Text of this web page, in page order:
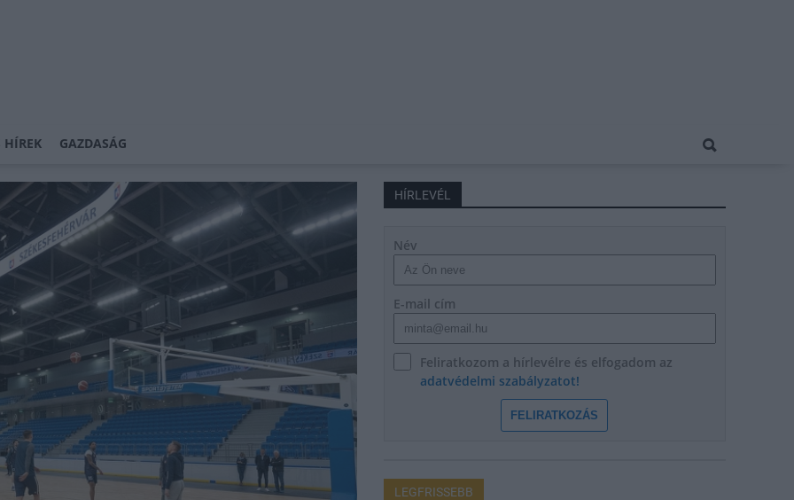
HÍREK GAZDASÁG
HÍRLEVÉL
Név
E-mail cím
Feliratkozom a hírlevélre és elfogadom az
adatvédelmi szabályzatot!
FELIRATKOZÁS
LEGFRISSEBB